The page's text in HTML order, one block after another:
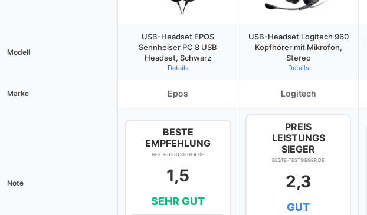
Modell
USB-Headset EPOS
Sennheiser PC 8 USB
Headset, Schwarz
Details
USB-Headset Logitech 960
Kopfhörer mit Mikrofon,
Stereo
Details
Marke Epos Logitech
Note
BESTE
EMPFEHLUNG
BESTE-TESTSIEGER.DE
1,5
SEHR GUT
PREIS
LEISTUNGS
SIEGER
BESTE-TESTSIEGER.DE
2,3
GUT